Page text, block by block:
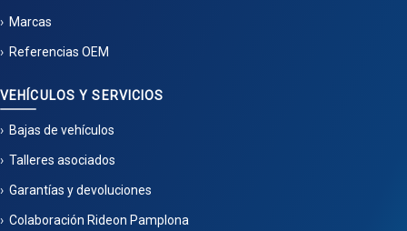
Marcas
Referencias OEM
VEHÍCULOS Y SERVICIOS
Bajas de vehículos
Talleres asociados
Garantías y devoluciones
Colaboración Rideon Pamplona